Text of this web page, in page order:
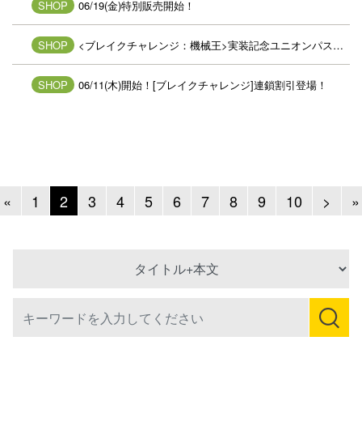
SHOP 06/19(金)特別販売開始！
SHOP <ブレイクチャレンジ：機械王>実装記念ユニオンパス登場！
SHOP 06/11(木)開始！[ブレイクチャレンジ]連鎖割引登場！
«Previous
1 2 3 4 5 6 7 8 9 10 > Next
»